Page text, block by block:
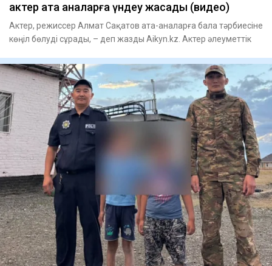
актер ата аналарға үндеу жасады (видео)
Актер, режиссер Алмат Сақатов ата-аналарға бала тәрбиесіне
көңіл бөлуді сұрады, – деп жазды Aikyn.kz. Актер әлеуметтік